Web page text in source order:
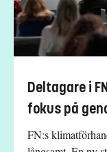
Deltagare i
fokus på
FN:s